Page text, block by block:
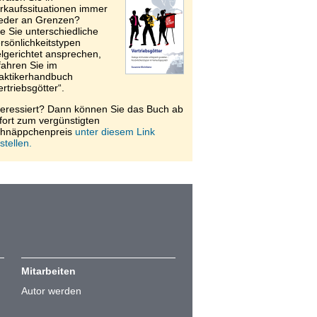
immer
an Grenzen?
Sie unterschiedliche
ansprechen,
Sie im
Dann können Sie das Buch ab
zum vergünstigten
unter diesem Link
Mitarbeiten
Autor werden